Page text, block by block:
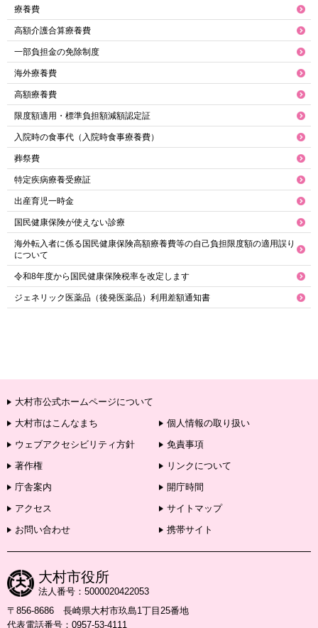
療養費
高額介護合算療養費
一部負担金の免除制度
海外療養費
高額療養費
限度額適用・標準負担額減額認定証
入院時の食事代（入院時食事療養費）
葬祭費
特定疾病療養受療証
出産育児一時金
国民健康保険が使えない診療
海外転入者に係る国民健康保険高額療養費等の自己負担限度額の適用誤り
について
令和8年度から国民健康保険税率を改定します
ジェネリック医薬品（後発医薬品）利用差額通知書
大村市公式ホームページについて
大村市はこんなまち
個人情報の取り扱い
ウェブアクセシビリティ方針
免責事項
著作権
リンクについて
庁舎案内
開庁時間
アクセス
サイトマップ
お問い合わせ
携帯サイト
大村市役所
法人番号：5000020422053
〒856-8686 長崎県大村市玖島1丁目25番地
代表電話番号：0957-53-4111